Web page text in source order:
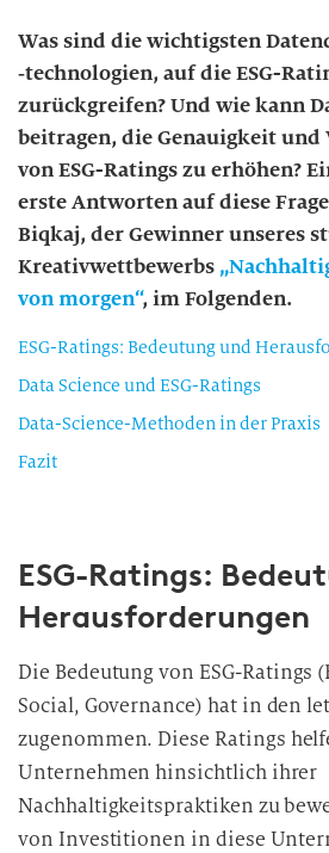
Was sind die wichtigsten
‑technologien, auf die ESG-
zurückgreifen? Und wie kann
beitragen, die Genauigkeit
von ESG-Ratings zu erhöhen?
erste Antworten auf diese
Biqkaj, der Gewinner unseres
Kreativwettbewerbs
von morgen“, im Folgenden.
ESG-Ratings: Bedeutung und
Data Science und ESG-Ratings
Data-Science-Methoden in der Praxis
Fazit
ESG-Ratings:
Herausforderungen
Die Bedeutung von ESG-Ratings
Social, Governance) hat in den
zugenommen. Diese Ratings
Unternehmen hinsichtlich ihrer
Nachhaltigkeitspraktiken zu
von Investitionen in diese